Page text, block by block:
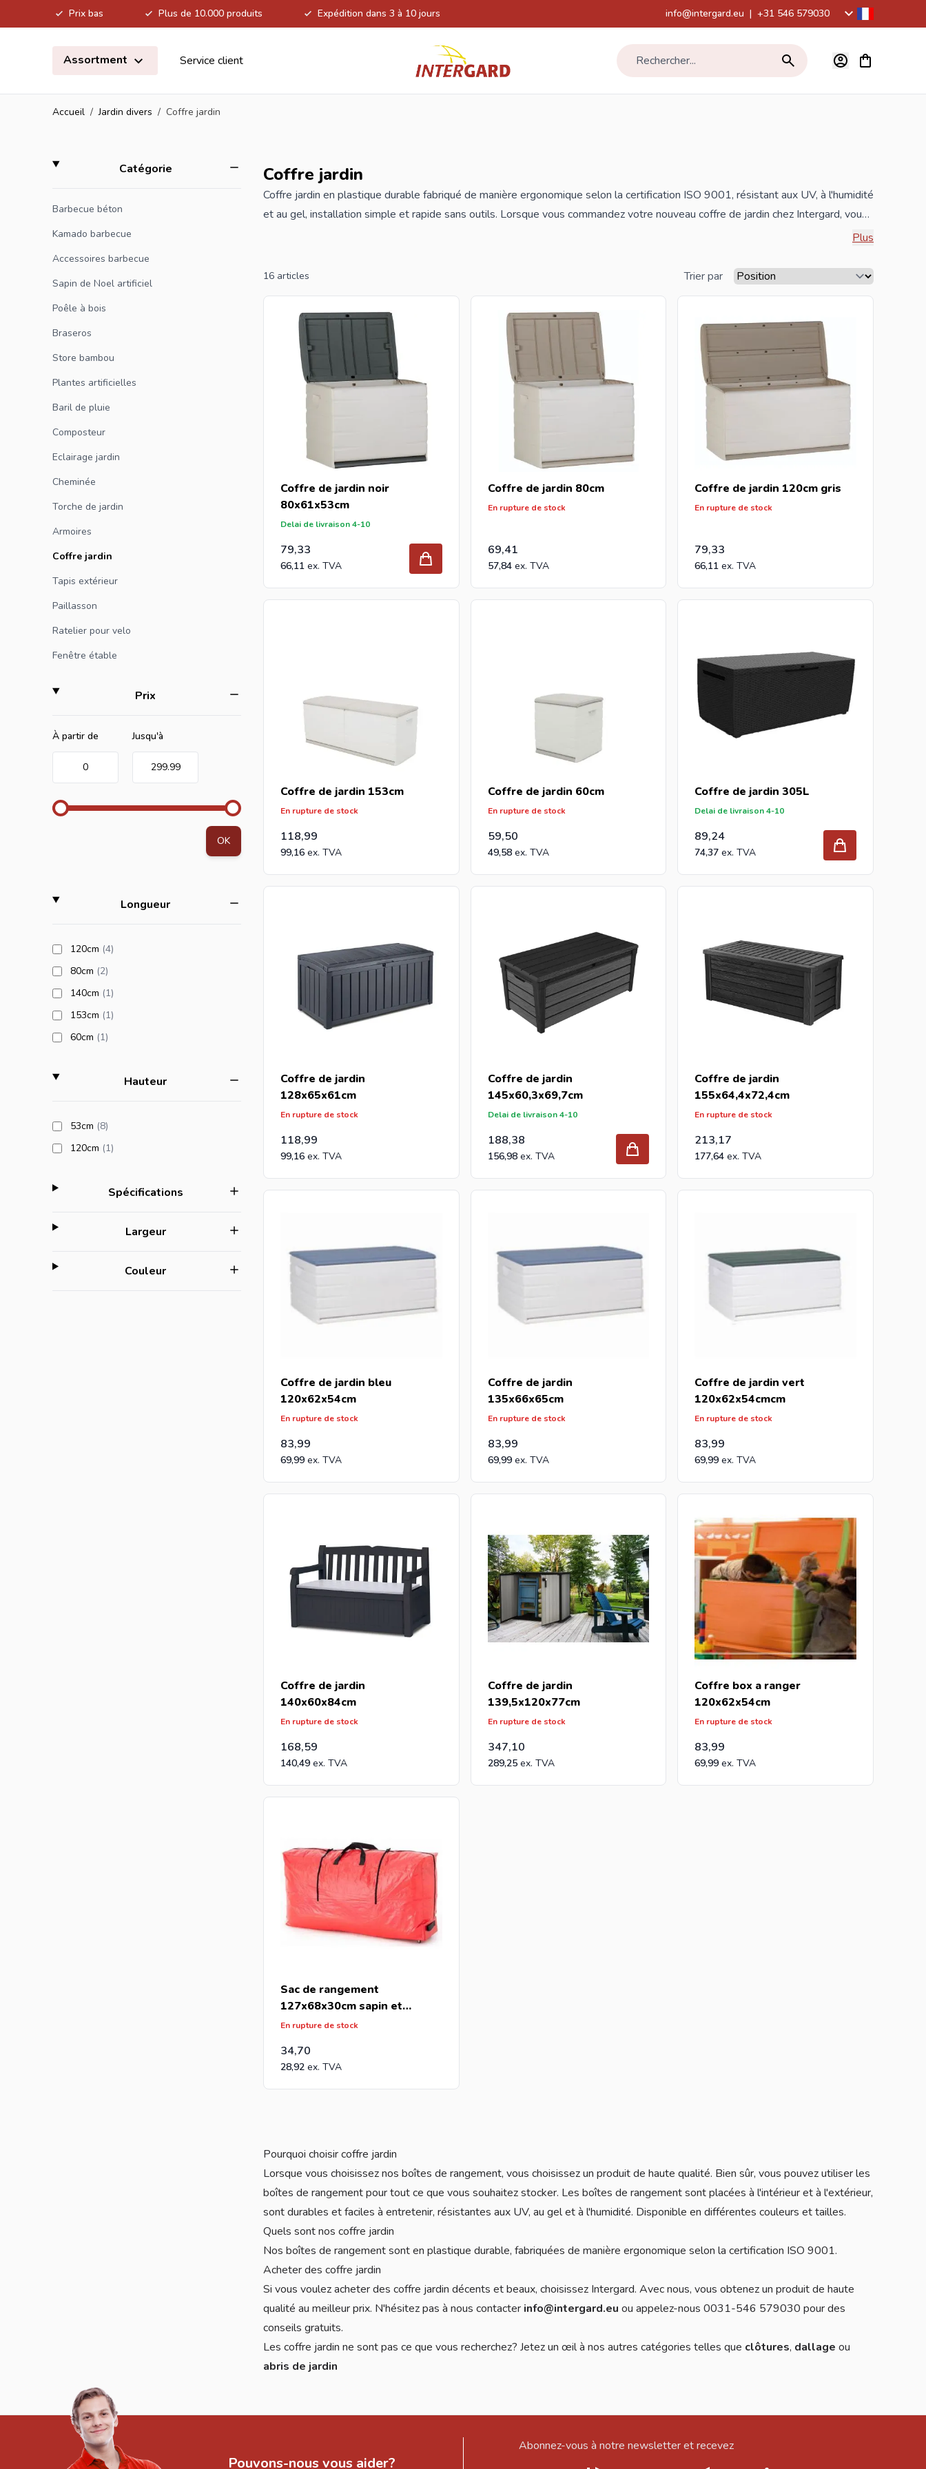
Prix bas Plus de 10.000 produits Expédition dans 3 à 10 jours info@intergard.eu | +31 546 579030
Assortment
Service client Rechercher... Voir le
Accueil / Jardin divers / Coffre jardin
Skip to product list
Catégoriefilter
Barbecue béton
Kamado barbecue
Accessoires barbecue
Sapin de Noel artificiel
Poêle à bois
Braseros
Store bambou
Plantes artificielles
Baril de pluie
Composteur
Eclairage jardin
Cheminée
Torche de jardin
Armoires
Coffre jardin
Tapis extérieur
Paillasson
Ratelier pour velo
Fenêtre étable
Prix
À partir de
Minimum value
0
Jusqu'à
Valeur maximale
299.99
OK
Longueurfilter
120cm (4products available
)
80cm (2products available
)
140cm (1products available
)
153cm (1products available
)
60cm (1products available
)
Hauteurfilter
53cm (8products available
)
120cm (1products available
)
Spécificationsfilter
Largeurfilter
Couleurfilter
Coffre jardin
Coffre jardin en plastique durable fabriqué de manière ergonomique selon la certification ISO 9001, résistant aux UV, à l'humidité
et au gel, installation simple et rapide sans outils. Lorsque vous commandez votre nouveau coffre de jardin chez Intergard, vous
Plus
16 articles Trier par
Coffre de jardin noir
80x61x53cm
Delai de livraison 4-10
79,33
66,11
Coffre de jardin 80cm
En rupture de stock
69,41
57,84
Coffre de jardin 120cm gris
En rupture de stock
79,33
66,11
Coffre de jardin 153cm
En rupture de stock
118,99
99,16
Coffre de jardin 60cm
En rupture de stock
59,50
49,58
Coffre de jardin 305L
Delai de livraison 4-10
89,24
74,37
Coffre de jardin
128x65x61cm
En rupture de stock
118,99
99,16
Coffre de jardin
145x60,3x69,7cm
Delai de livraison 4-10
188,38
156,98
Coffre de jardin
155x64,4x72,4cm
En rupture de stock
213,17
177,64
Coffre de jardin bleu
120x62x54cm
En rupture de stock
83,99
69,99
Coffre de jardin
135x66x65cm
En rupture de stock
83,99
69,99
Coffre de jardin vert
120x62x54cmcm
En rupture de stock
83,99
69,99
Coffre de jardin
140x60x84cm
En rupture de stock
168,59
140,49
Coffre de jardin
139,5x120x77cm
En rupture de stock
347,10
289,25
Coffre box a ranger
120x62x54cm
En rupture de stock
83,99
69,99
Sac de rangement
127x68x30cm sapin et
décorations de Noël
En rupture de stock
34,70
28,92
Pourquoi choisir coffre jardin
Lorsque vous choisissez nos boîtes de rangement, vous choisissez un produit de haute qualité. Bien sûr, vous pouvez utiliser les
boîtes de rangement pour tout ce que vous souhaitez stocker. Les boîtes de rangement sont placées à l'intérieur et à l'extérieur,
sont durables et faciles à entretenir, résistantes aux UV, au gel et à l'humidité. Disponible en différentes couleurs et tailles.
Quels sont nos coffre jardin
Nos boîtes de rangement sont en plastique durable, fabriquées de manière ergonomique selon la certification ISO 9001.
Acheter des coffre jardin
Si vous voulez acheter des coffre jardin décents et beaux, choisissez Intergard. Avec nous, vous obtenez un produit de haute
qualité au meilleur prix. N'hésitez pas à nous contacter info@intergard.eu ou appelez-nous 0031-546 579030 pour des
conseils gratuits.
Les coffre jardin ne sont pas ce que vous recherchez? Jetez un œil à nos autres catégories telles que clôtures, dallage ou
abris de jardin
Pouvons-nous vous aider?
Abonnez-vous à notre newsletter et recevez